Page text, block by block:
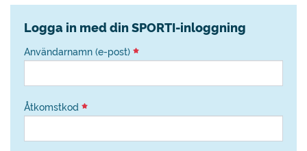
Logga in med din SPORTI-inloggning
Användarnamn (e-post)
Åtkomstkod